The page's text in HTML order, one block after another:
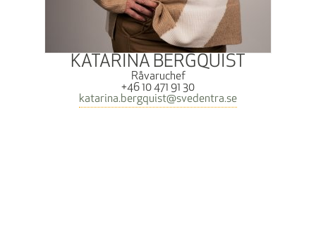
KATARINA BERGQUIST
Råvaruchef
+46 10 471 91 30
katarina.bergquist@svedentra.se